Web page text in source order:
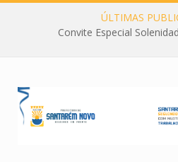
ÚLTIMAS
Convite Especial